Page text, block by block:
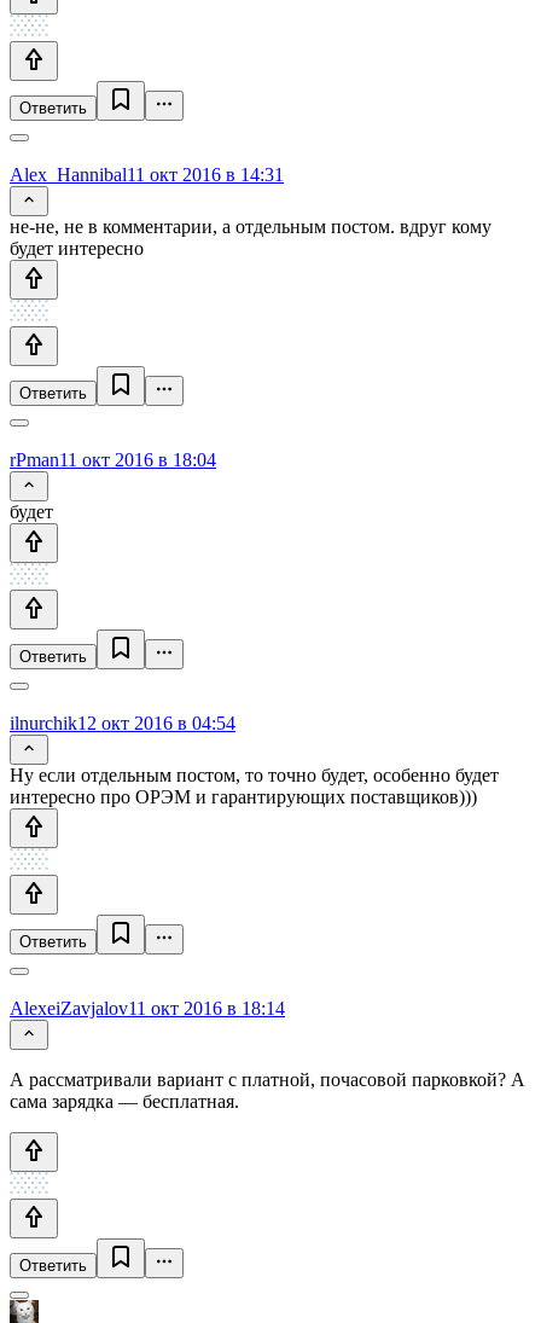
Ответить
Alex_Hannibal11 окт 2016 в 14:31
не-не, не в комментарии, а отдельным постом. вдруг кому
будет интересно
Ответить
rPman11 окт 2016 в 18:04
будет
Ответить
ilnurchik12 окт 2016 в 04:54
Ну если отдельным постом, то точно будет, особенно будет
интересно про ОРЭМ и гарантирующих поставщиков)))
Ответить
AlexeiZavjalov11 окт 2016 в 18:14
А рассматривали вариант с платной, почасовой парковкой? А
сама зарядка — бесплатная.
Ответить